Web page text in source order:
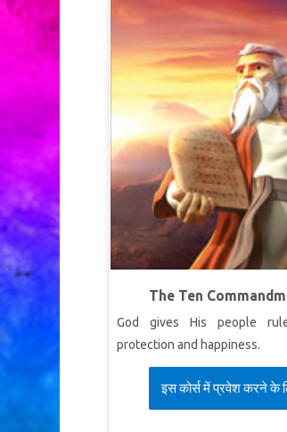
The Ten
God gives His people
protection and happiness.
इस कोर्स में प्रवेश करने के